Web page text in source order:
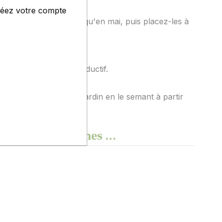
les sous abri jusqu'en mai, puis placez-les à
et le rend plus productif.
dans votre jardin en le semant à partir
qualités, normes …
votre compte